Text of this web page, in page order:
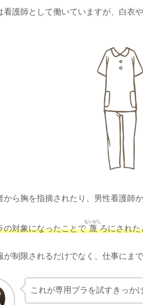
看護師として働いていますが、白衣
から胸を指摘されたり、男性看護師
の対象になったことで 蔑
ないがし
ろにされた
が制限されるだけでなく、仕事にま
これが専用ブラを試すきっか